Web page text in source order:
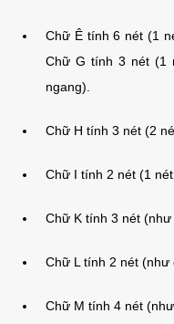
Chữ Ê tính 6 nét (1
Chữ G tính 3 nét (1
ngang).
Chữ H tính 3 nét (2
Chữ I tính 2 nét (1
Chữ K tính 3 nét (như
Chữ L tính 2 nét (như
Chữ M tính 4 nét